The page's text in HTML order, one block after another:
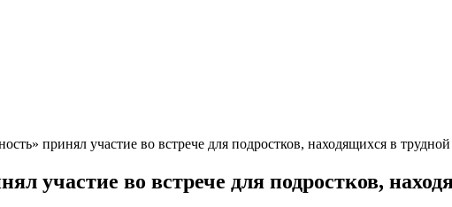
принял участие во встрече для подростков, находящихся в
участие во встрече для подростков,